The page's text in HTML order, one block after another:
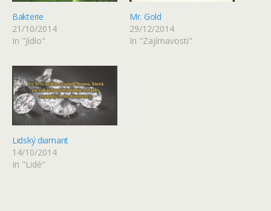
Bakterie
21/10/2014
In "Jídlo"
Mr. Gold
29/12/2014
In "Zajímavosti"
Lidský diamant
14/10/2014
In "Lidé"